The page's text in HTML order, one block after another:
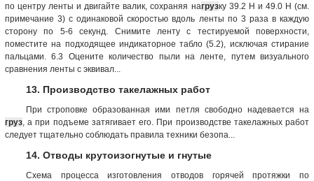
по центру ленты и двигайте валик, сохраняя нагрузку 39.2 Н и 49.0 Н (см.
примечание 3) с одинаковой скоростью вдоль ленты по 3 раза в каждую
сторону по 5-6 секунд. Снимите ленту с тестируемой поверхности,
поместите на подходящее индикаторное табло (5.2), исключая стирание
пальцами. 6.3 Оцените количество пыли на ленте, путем визуального
сравнения ленты с эквивал...
13. Производство такелажных работ
При строповке образованная ими петля свободно надевается на
груз , а при подъеме затягивает его. При производстве такелажных работ
следует тщательно соблюдать правила техники безопа...
14. Отводы крутоизогнутые и гнутые
Схема процесса изготовления отводов горячей протяжки по